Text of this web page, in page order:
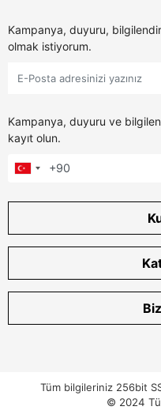
Kampanya, duyuru,
olmak istiyorum.
Kampanya, duyuru ve
kayıt olun.
Tüm bilgileriniz 256bit
© 2024